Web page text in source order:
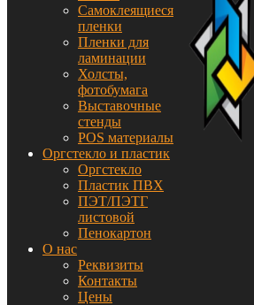
Самоклеящиеся
пленки
Пленки для
ламинации
Холсты,
фотобумага
Выставочные
стенды
POS материалы
Оргстекло и пластик
Оргстекло
Пластик ПВХ
ПЭТ/ПЭТГ
листовой
Пенокартон
О нас
Реквизиты
Контакты
Цены